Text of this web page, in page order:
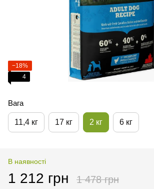
−18%
4
Вага
11,4 кг 17 кг 2 кг 6 кг
В наявності
1 212 грн 1 478 грн